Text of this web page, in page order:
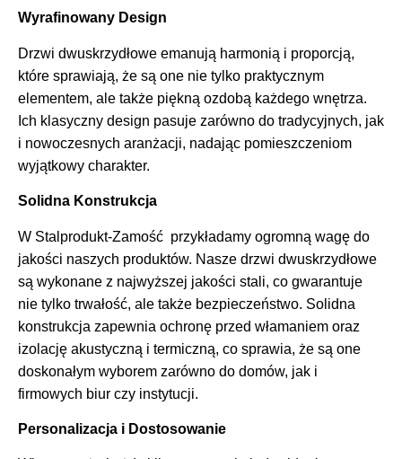
Wyrafinowany Design
Drzwi dwuskrzydłowe emanują harmonią i proporcją,
które sprawiają, że są one nie tylko praktycznym
elementem, ale także piękną ozdobą każdego wnętrza.
Ich klasyczny design pasuje zarówno do tradycyjnych, jak
i nowoczesnych aranżacji, nadając pomieszczeniom
wyjątkowy charakter.
Solidna Konstrukcja
W Stalprodukt-Zamość przykładamy ogromną wagę do
jakości naszych produktów. Nasze drzwi dwuskrzydłowe
są wykonane z najwyższej jakości stali, co gwarantuje
nie tylko trwałość, ale także bezpieczeństwo. Solidna
konstrukcja zapewnia ochronę przed włamaniem oraz
izolację akustyczną i termiczną, co sprawia, że są one
doskonałym wyborem zarówno do domów, jak i
firmowych biur czy instytucji.
Personalizacja i Dostosowanie